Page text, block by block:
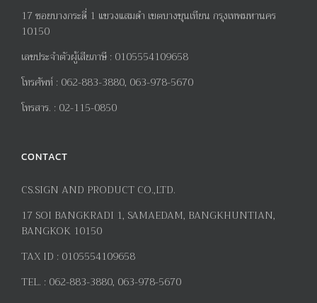
17ซอยบางกระดี่ 1 แขวงแสมดำ เขตบางขุนเทียน กรุงเทพมหานคร
10150
เลขประจำตัวผู้เสียภาษี : 0105554109658
โทรศัพท์ : 062-883-3880, 063-978-5670
โทรสาร. : 02-115-0850
CONTACT
CS.SIGN AND PRODUCT CO.,LTD.
17 SOI BANGKRADI 1, SAMAEDAM, BANGKHUNTIAN,
BANGKOK 10150
TAX ID : 0105554109658
TEL. : 062-883-3880, 063-978-5670